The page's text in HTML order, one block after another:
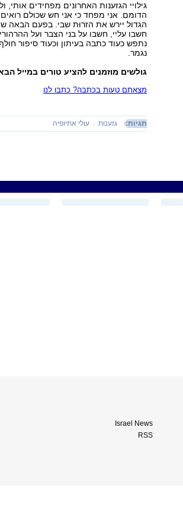
גילויי הגזענות האחרונים מפחידים
הדומם. אני מפחד כי אני חש שכולם
הגדול יירש את הזרוּת שבי. בפעם הבאה
חשבו עליי, חשבו על בני הצבר ועל
נתפש כעוד כתבה בעיתון וכעוד סיפור
נגמר.
גולשים מוזמנים להציע טורים במייל
מצאתם טעות בכתבה? כתבו לנו
תגיות: גזענות עולי אתיופיה
Israel News
RSS